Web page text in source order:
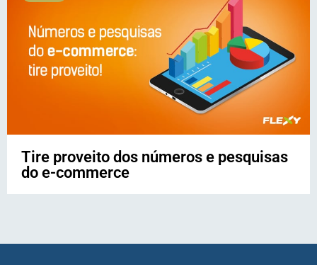
Tire proveito dos números e pesquisas
do e-commerce